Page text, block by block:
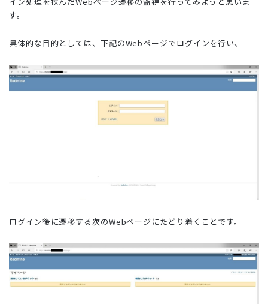
す。
具体的な目的としては、下記のWebページでログインを行い、
ログイン後に遷移する次のWebページにたどり着くことです。